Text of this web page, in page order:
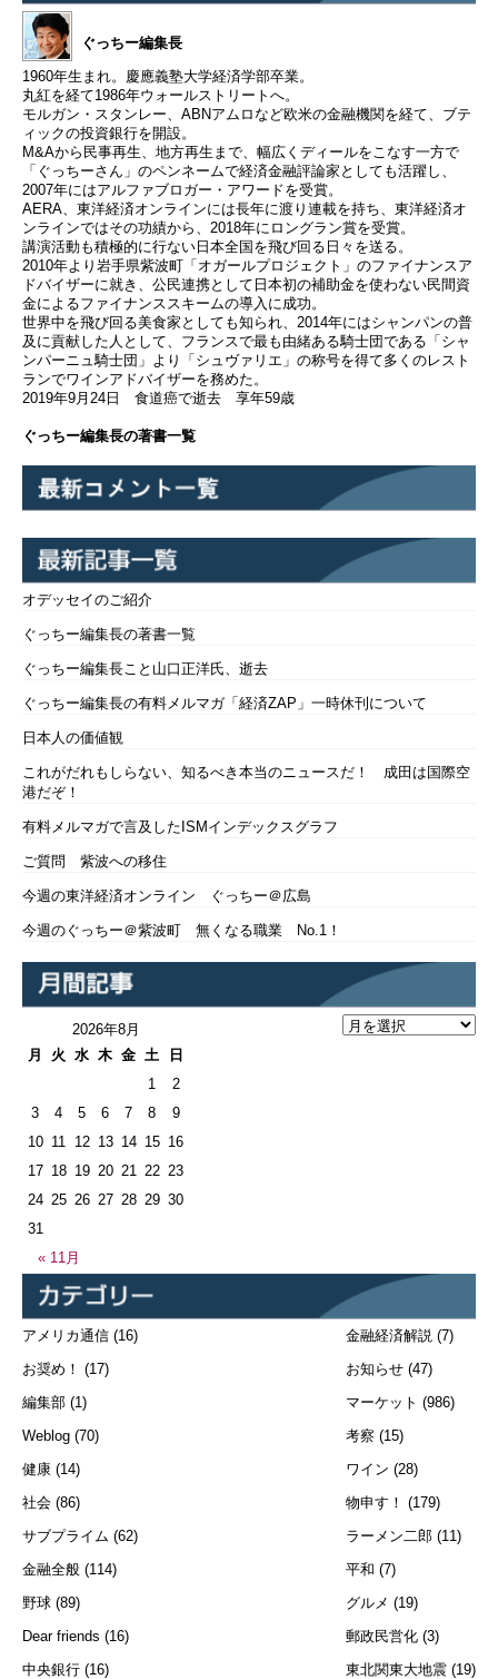
ぐっちー編集長
1960年生まれ。慶應義塾大学経済学部卒業。
丸紅を経て1986年ウォールストリートへ。
モルガン・スタンレー、ABNアムロなど欧米の金融機関を経て、ブテ
ィックの投資銀行を開設。
M&Aから民事再生、地方再生まで、幅広くディールをこなす一方で
「ぐっちーさん」のペンネームで経済金融評論家としても活躍し、
2007年にはアルファブロガー・アワードを受賞。
AERA、東洋経済オンラインには長年に渡り連載を持ち、東洋経済オ
ンラインではその功績から、2018年にロングラン賞を受賞。
講演活動も積極的に行ない日本全国を飛び回る日々を送る。
2010年より岩手県紫波町「オガールプロジェクト」のファイナンスア
ドバイザーに就き、公民連携として日本初の補助金を使わない民間資
金によるファイナンススキームの導入に成功。
世界中を飛び回る美食家としても知られ、2014年にはシャンパンの普
及に貢献した人として、フランスで最も由緒ある騎士団である「シャ
ンパーニュ騎士団」より「シュヴァリエ」の称号を得て多くのレスト
ランでワインアドバイザーを務めた。
2019年9月24日 食道癌で逝去 享年59歳
ぐっちー編集長の著書一覧
オデッセイのご紹介
ぐっちー編集長の著書一覧
ぐっちー編集長こと山口正洋氏、逝去
ぐっちー編集長の有料メルマガ「経済ZAP」一時休刊について
日本人の価値観
これがだれもしらない、知るべき本当のニュースだ！ 成田は国際空
港だぞ！
有料メルマガで言及したISMインデックスグラフ
ご質問 紫波への移住
今週の東洋経済オンライン ぐっちー＠広島
今週のぐっちー＠紫波町 無くなる職業 No.1！
2026年8月
月
火 水 木 金 土 日
« 11月
1
2
3
4 5 6 7 8
9
10 11 12 13 14 15 16
17 18 19 20 21 22 23
24 25 26 27 28 29 30
31
アメリカ通信 (16)
お奨め！ (17)
編集部 (1)
Weblog (70)
健康 (14)
社会 (86)
サブプライム (62)
金融全般 (114)
野球 (89)
Dear friends (16)
中央銀行 (16)
金融経済解説 (7)
お知らせ (47)
マーケット (986)
考察 (15)
ワイン (28)
物申す！ (179)
ラーメン二郎 (11)
平和 (7)
グルメ (19)
郵政民営化 (3)
東北関東大地震 (19)